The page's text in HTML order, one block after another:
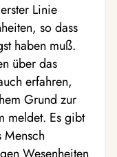
Linie
so dass
haben muß.
über das
erfahren,
Grund zur
meldet. Es gibt